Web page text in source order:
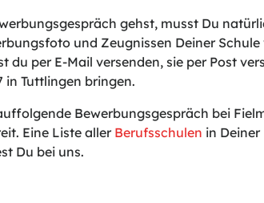
gehst, musst Du
und Zeugnissen Deiner
du per E-Mail versenden, sie per Post
in Tuttlingen bringen.
Bewerbungsgespräch bei
Eine Liste aller Berufsschulen in
Du bei uns.